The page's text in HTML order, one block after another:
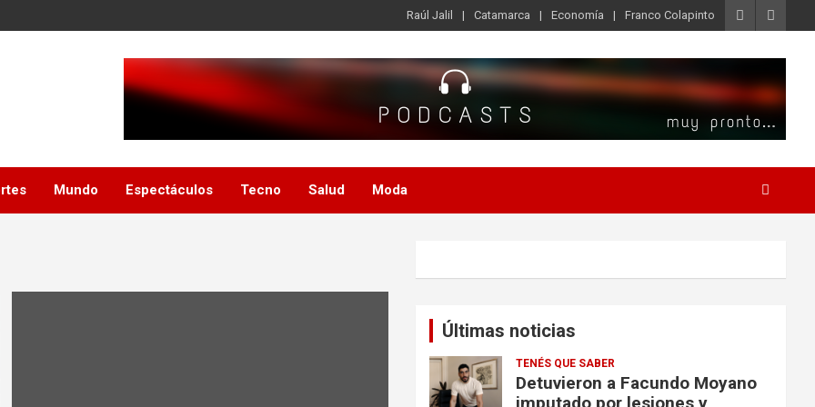
Raúl Jalil Catamarca Economía Franco Colapinto
Mundo Espectáculos Tecno Salud Moda
Últimas noticias
TENÉS QUE SABER
Detuvieron a Facundo Moyano